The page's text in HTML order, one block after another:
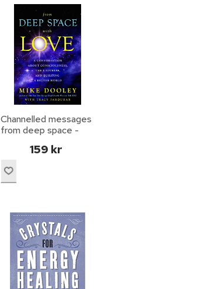
Channelled messages
from deep space -
159 kr